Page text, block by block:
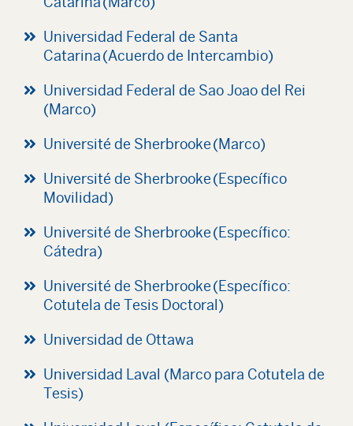
Universidad Federal de Santa
Catarina (Acuerdo de Intercambio)
Universidad Federal de Sao Joao del Rei
(Marco)
Université de Sherbrooke (Marco)
Université de Sherbrooke (Específico
Movilidad)
Université de Sherbrooke (Específico:
Cátedra)
Université de Sherbrooke (Específico:
Cotutela de Tesis Doctoral)
Universidad de Ottawa
Universidad Laval (Marco para Cotutela de
Tesis)